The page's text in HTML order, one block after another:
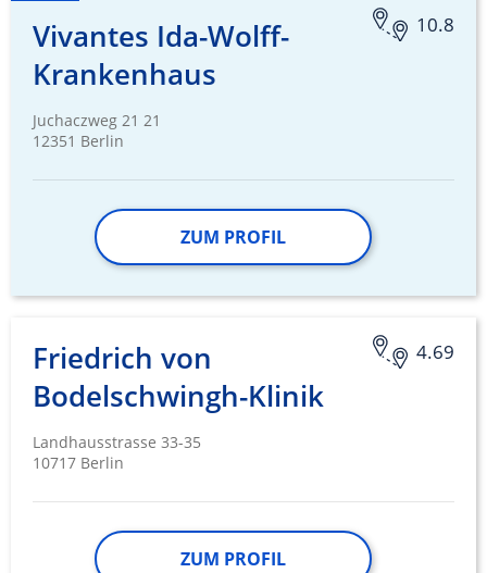
10.8
Vivantes Ida-Wolff-
Krankenhaus
Juchaczweg 21 21
12351 Berlin
ZUM PROFIL
4.69
Friedrich von
Bodelschwingh-Klinik
Landhausstrasse 33-35
10717 Berlin
ZUM PROFIL